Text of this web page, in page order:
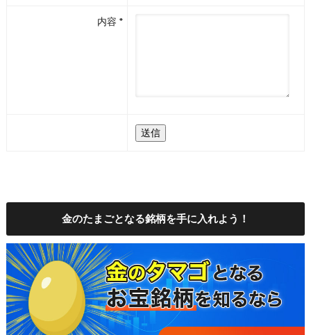
内容
金のたまごとなる銘柄を手に入れよう！